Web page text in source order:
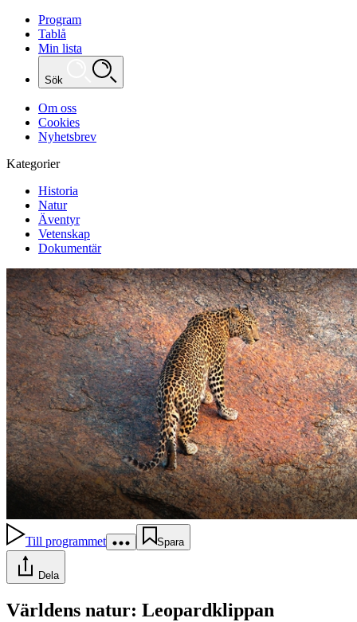
Program
Tablå
Min lista
Sök
Om oss
Cookies
Nyhetsbrev
Kategorier
Historia
Natur
Äventyr
Vetenskap
Dokumentär
Till programmet Spara
Dela
Världens natur: Leopardklippan